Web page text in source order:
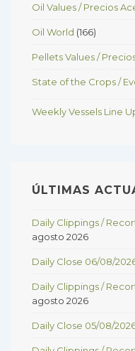
Oil Values / Precios
Oil World (166)
Pellets Values /
State of the Crops /
Weekly Vessels Line
ÚLTIMAS
Daily Clippings /
agosto 2026
Daily Close 06/08/
Daily Clippings /
agosto 2026
Daily Close 05/08/